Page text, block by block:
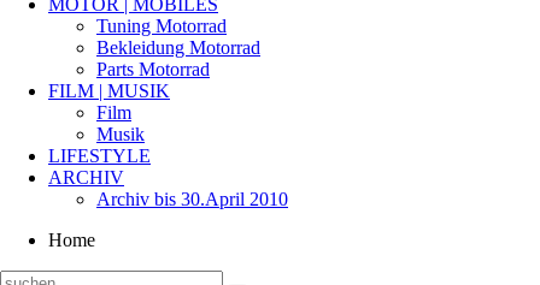
MOTOR | MOBILES
Tuning Motorrad
Bekleidung Motorrad
Parts Motorrad
FILM | MUSIK
Film
Musik
LIFESTYLE
ARCHIV
Archiv bis 30.April 2010
Home